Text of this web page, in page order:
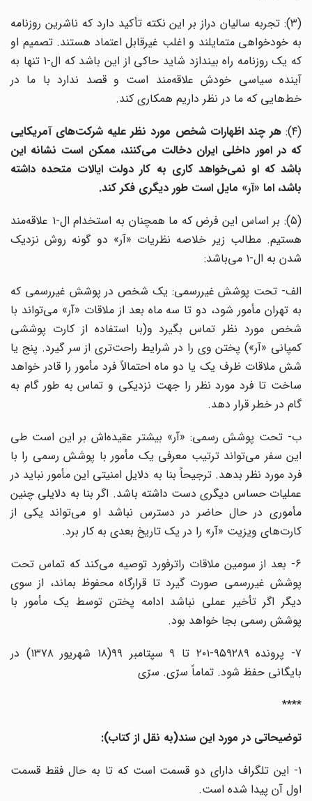
(۳): تجربه سالیان دراز بر این نکته تأکید دارد که ناشرین روزنامه
به خودخواهی متمایلند و اغلب غیرقابل اعتماد هستند. تصمیم او
که یک روزنامه راه بیندازد شاید حاکی از این باشد که ال-۱ تنها به
آینده سیاسی خودش علاقه‌مند است و قصد ندارد با ما در
خط‌هایی که ما در نظر داریم همکاری کند.
هر چند اظهارات شخص مورد نظر علیه شرکت‌های آمریکایی
که در امور داخلی ایران دخالت می‌کنند، ممکن است نشانه این
باشد که او نمی‌خواهد کاری به کار دولت ایالات متحده داشته
باشد، اما «آر» مایل است طور دیگری فکر کند.
(۵): بر اساس این فرض که ما همچنان به استخدام ال-۱ علاقه‌مند
هستیم. مطالب زیر خلاصه نظریات «آر» دو گونه روش نزدیک
شدن به ال-۱ می‌باشد:
الف- تحت پوشش غیررسمی: یک شخص در پوشش غیررسمی که
به تهران مأمور شود، دو تا سه ماه بعد از ملاقات «آر» می‌تواند با
شخص مورد نظر تماس بگیرد و(با استفاده از کارت پوششی
کمپانی «آر») پختن وی را در شرایط راحت‌تری از سر گیرد. پنج یا
شش ملاقات ظرف یک یا دو ماه احتمالاً فرد مأمور را قادر خواهد
ساخت تا فرد مورد نظر را جهت نزدیکی و تماس به طور گام به
گام در خطر قرار دهد.
ب- تحت پوشش رسمی: «آر» بیشتر عقیده‌اش بر این است طی
این سفر می‌تواند ترتیب معرفی یک مأمور با پوشش رسمی را با
فرد مورد نظر بدهد. ترجیحاً بنا به دلایل امنیتی این مأمور نباید در
عملیات حساس دیگری دست داشته باشد. اگر بنا به دلایلی چنین
مأموری در حال حاضر در دسترس نباشد او می‌تواند یکی از
کارت‌های ویزیت «آر» را در یک تاریخ بعدی به کار برد.
۶- بعد از سومین ملاقات راترفورد توصیه می‌کند که تماس تحت
پوشش غیررسمی صورت گیرد تا قرارگاه محفوظ بماند، از سوی
دیگر اگر تأخیر عملی نباشد ادامه پختن توسط یک مأمور با
پوشش رسمی بجا خواهد بود.
۷- پرونده ۹۵۹۲۸۹-۲۰۱ تا ۹ سپتامبر ۹۹(۱۸ شهریور ۱۳۷۸) در
بایگانی حفظ شود. تماماً سرّی. سرّی
****
توضیحاتی در مورد این سند(به نقل از کتاب):
۱- این تلگراف دارای دو قسمت است که تا به حال فقط قسمت
اول آن پیدا شده است.